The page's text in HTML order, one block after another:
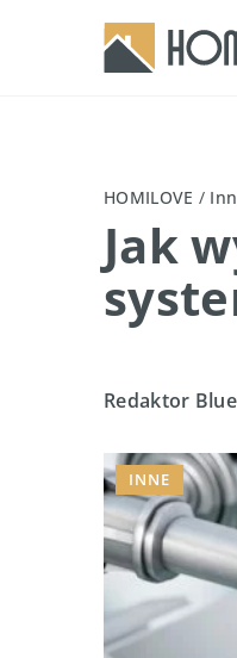
HOMILOVE /
Jak
Redaktor
INNE